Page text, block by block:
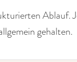
gehalten.